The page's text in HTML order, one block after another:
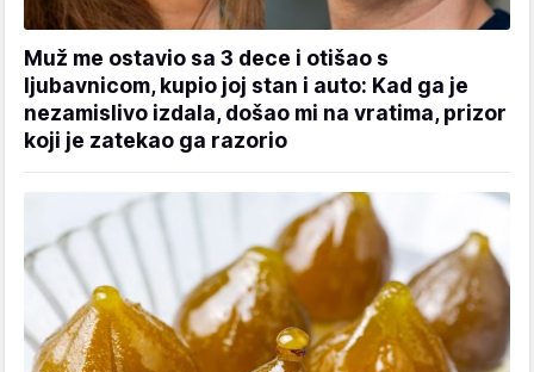
Muž me ostavio sa 3 dece i otišao s
ljubavnicom, kupio joj stan i auto: Kad ga je
nezamislivo izdala, došao mi na vratima, prizor
koji je zatekao ga razorio